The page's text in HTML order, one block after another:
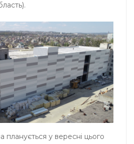
планується у вересні цього